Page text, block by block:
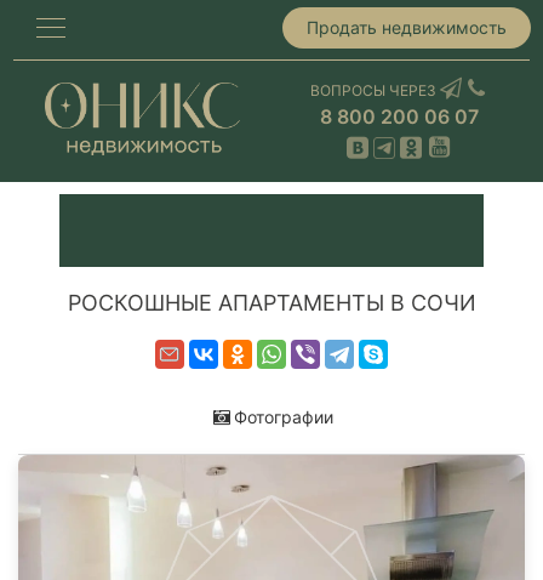
Продать недвижимость
ВОПРОСЫ ЧЕРЕЗ
8 800 200 06 07
РОСКОШНЫЕ АПАРТАМЕНТЫ В СОЧИ
Фотографии